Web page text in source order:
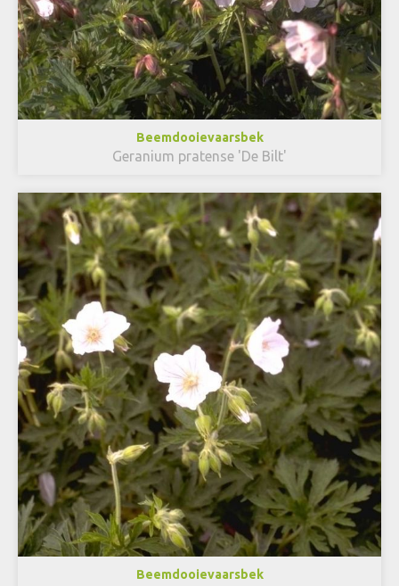
Beemdooievaarsbek
Geranium pratense 'De Bilt'
Beemdooievaarsbek